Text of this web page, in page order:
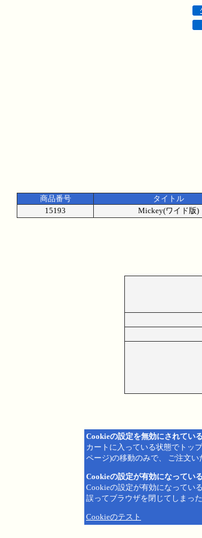
商品番号 タイトル
15193
Mickey(ワイド版)
Cookieの設定を無効にされてい
カートに入っている状態でトッ
ページ)の移動のみで、 ご注文い
Cookieの設定が有効になってい
Cookieの設定が有効になってい
誤ってブラウザを閉じてしまっ
Cookieのテスト